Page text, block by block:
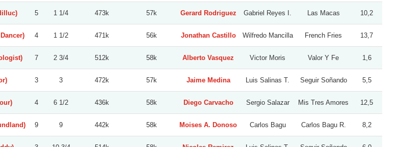
5 1 1/4 473k 57k Gerard Rodriguez Gabriel Reyes I. Las Macas 10,2
4 1 1/2 471k 56k Jonathan Castillo Wilfredo Mancilla French Fries 13,7
7 2 3/4 512k 58k Alberto Vasquez Victor Moris Valor Y Fe 1,6
3 3 472k 57k Jaime Medina Luis Salinas T. Seguir Soñando 5,5
4 6 1/2 436k 58k Diego Carvacho Sergio Salazar Mis Tres Amores 12,5
9 9 442k 58k Moises A. Donoso Carlos Bagu Carlos Bagu R. 8,2